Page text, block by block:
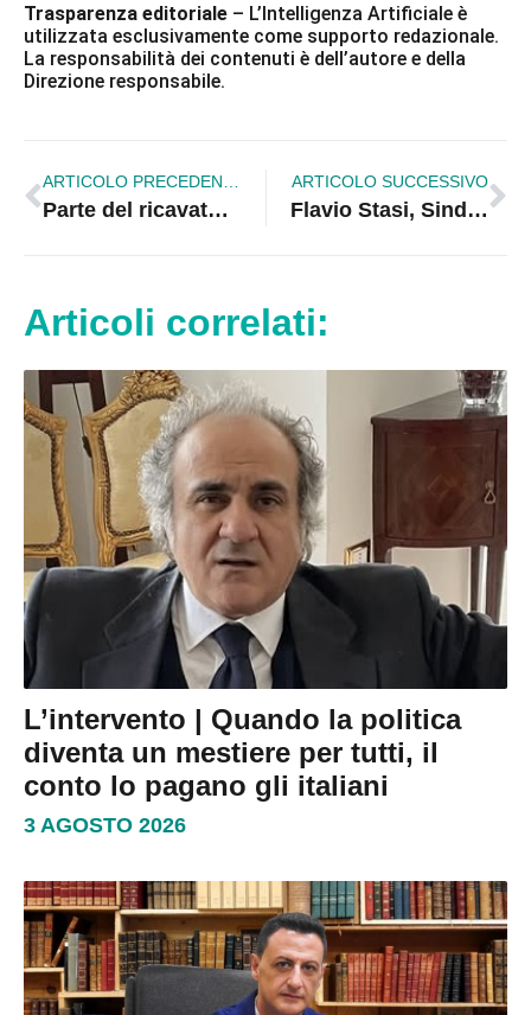
Trasparenza editoriale – L’Intelligenza Artificiale è
utilizzata esclusivamente come supporto redazionale.
La responsabilità dei contenuti è dell’autore e della
Direzione responsabile.
Parte del ricavato del Concerto “Una Nessuna Centomila” va al Centro Antiviolenza Fabiana, alle Case Rifugio Mondiversi e Libere Donne
ARTICOLO SUCCESSIVO
Flavio Stasi, Sindaco di Corigliano Rossano, ospite a Perfidia su LaC Tv
Articoli correlati:
L’intervento | Quando la politica
diventa un mestiere per tutti, il
conto lo pagano gli italiani
3 AGOSTO 2026